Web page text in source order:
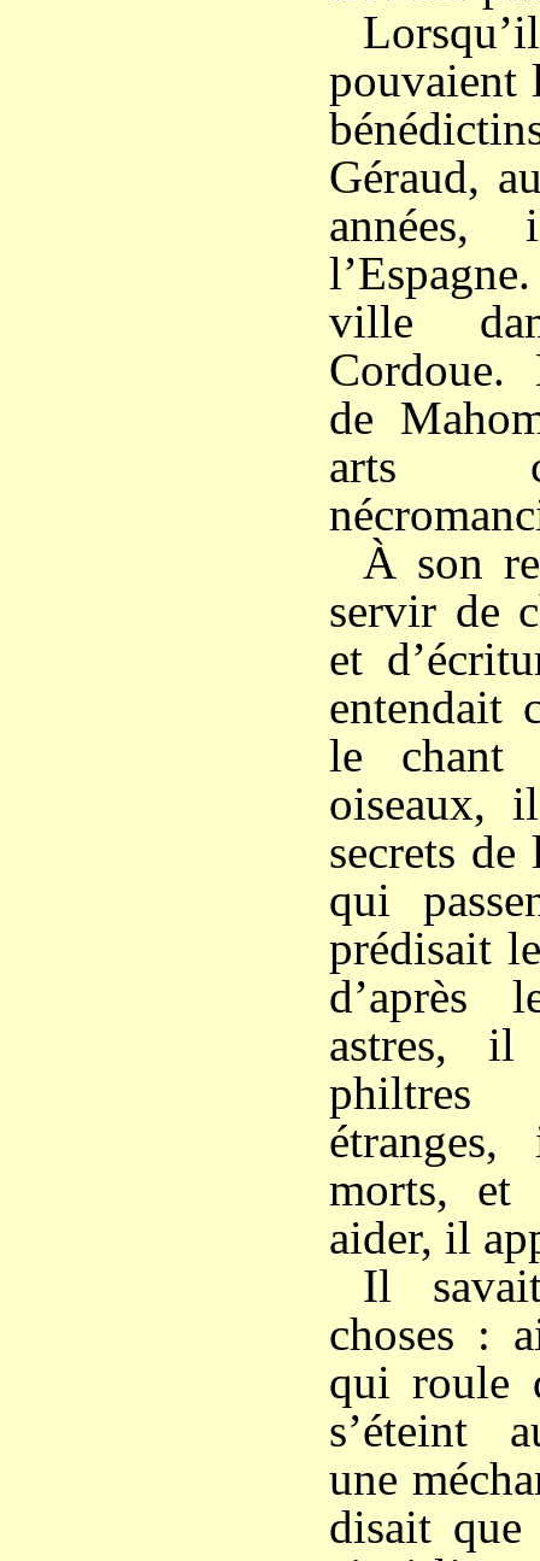
pouvaient
Géraud,
ville
Cordoue.
de
arts
À son
servir de
et
entendait
le
oiseaux,
secrets
qui
prédisait
d’après
astres, il
morts, et
aider, il
Il
choses :
qui roule
s’éteint
une
disait